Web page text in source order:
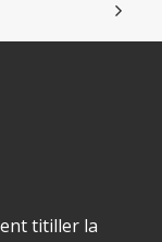
titiller la